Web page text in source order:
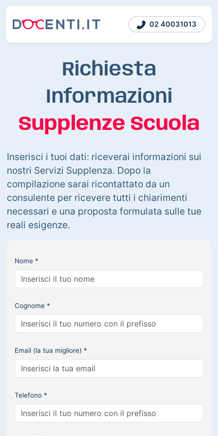
02 40031013
Richiesta
Informazioni
Supplenze Scuola
Inserisci i tuoi dati: riceverai informazioni sui
nostri Servizi Supplenza. Dopo la
compilazione sarai ricontattato da un
consulente per ricevere tutti i chiarimenti
necessari e una proposta formulata sulle tue
reali esigenze.
Nome *
Cognome *
Email (la tua migliore) *
Telefono *